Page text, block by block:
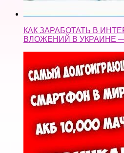
КАК ЗАРАБОТАТЬ В
ВЛОЖЕНИЙ В УКРАИНЕ —